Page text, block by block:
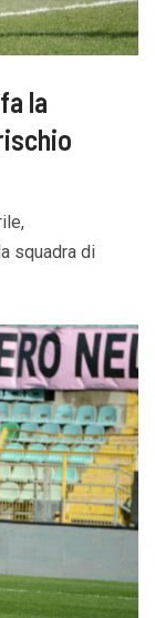
la
squadra di